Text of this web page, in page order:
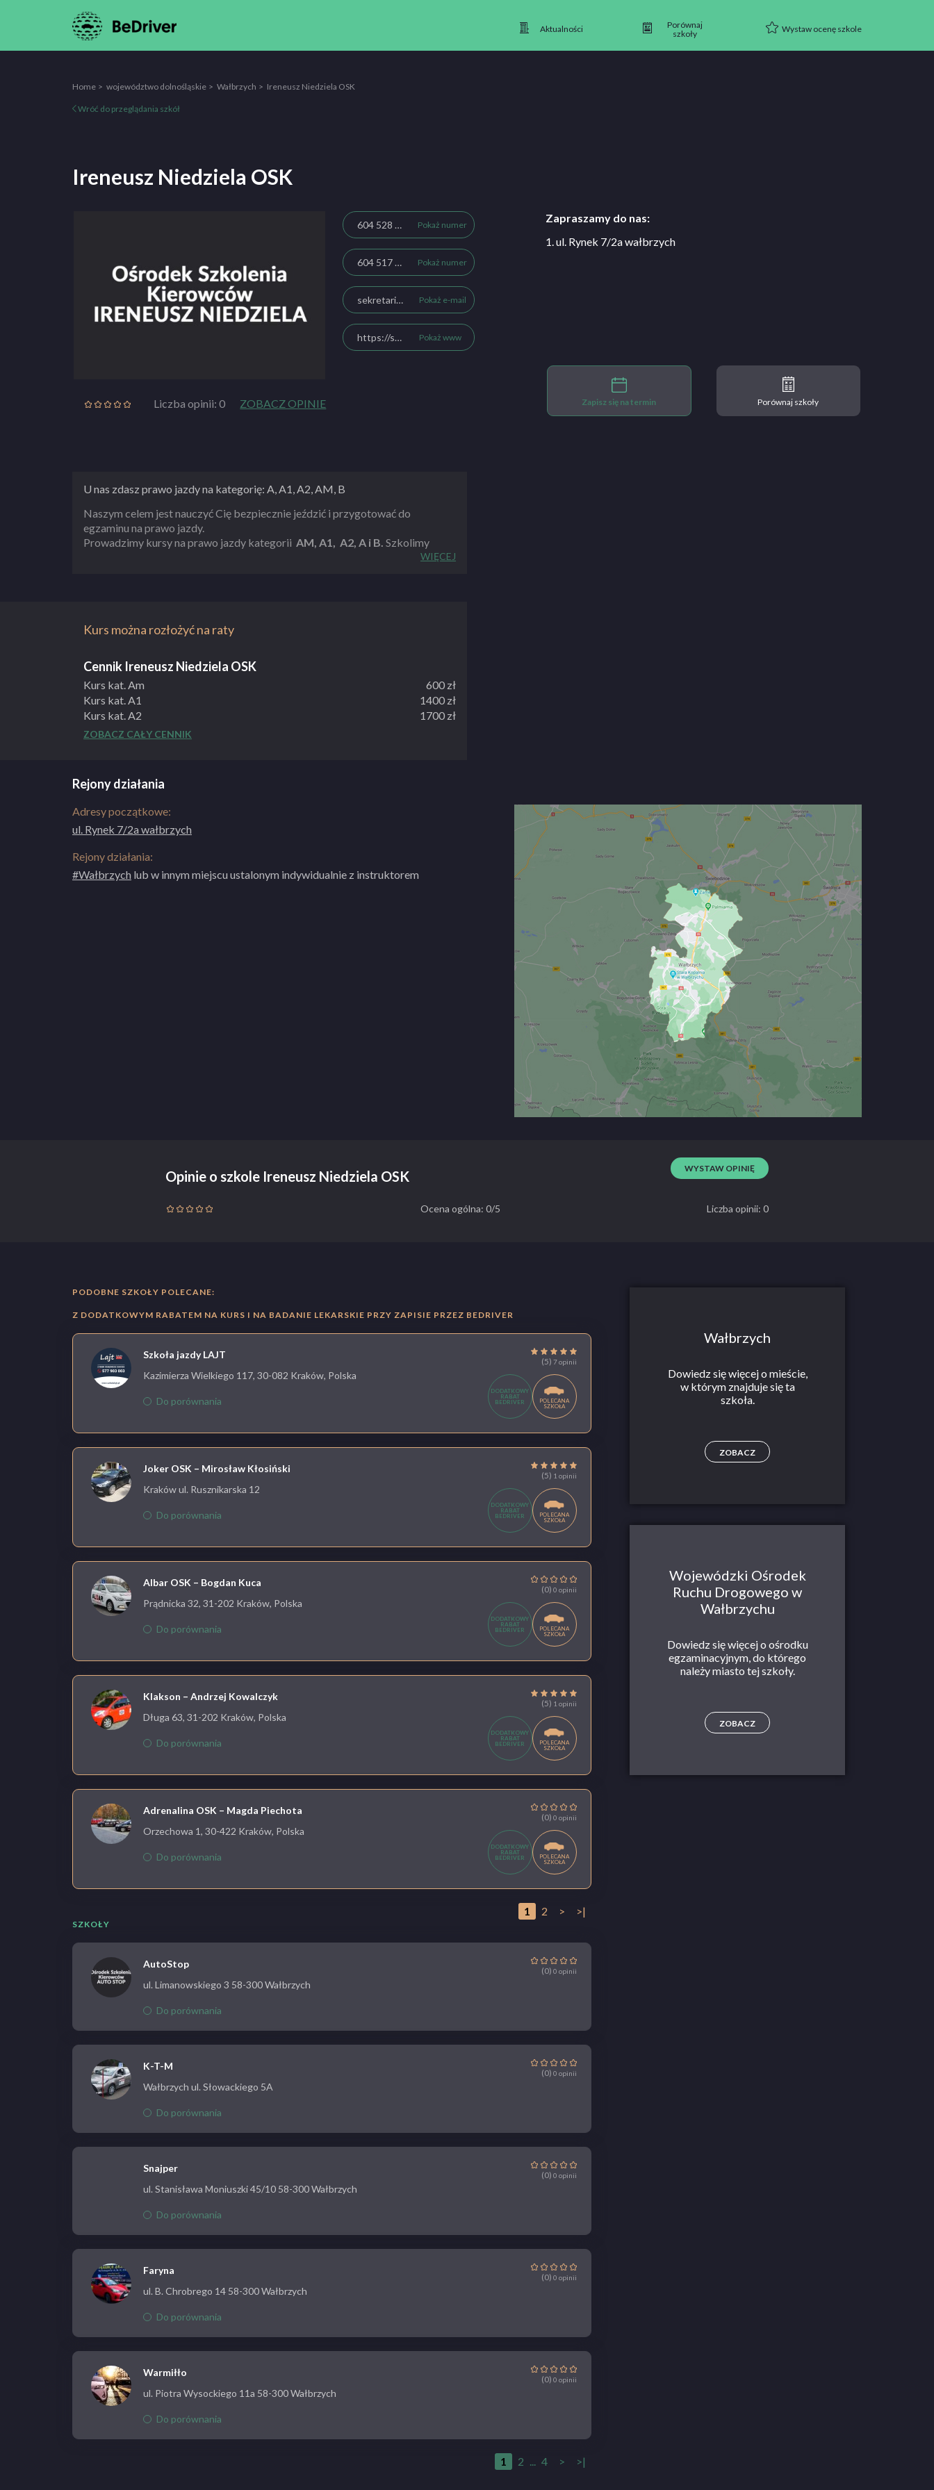
Aktualności
Porównaj
szkoły
Wystaw ocenę szkole
Home województwo dolnośląskie Wałbrzych Ireneusz Niedziela OSK
Wróć do przeglądania szkół
Ireneusz Niedziela OSK
Liczba opinii: 0 ZOBACZ OPINIE
604 528 357 Pokaż numer
604 517 405 Pokaż numer
sekretariat@szkolajazdy.walbrzych.pl Pokaż e-mail
https://szkolajazdy.walbrzych.pl/ Pokaż www
Zapraszamy do nas:
1. ul. Rynek 7/2a wałbrzych
Zapisz się na termin Porównaj szkoły
U nas zdasz prawo jazdy na kategorię: A, A1, A2, AM, B
Naszym celem jest nauczyć Cię bezpiecznie jeździć i przygotować do
egzaminu na prawo jazdy.
Prowadzimy kursy na prawo jazdy kategorii AM, A1, A2, A i B. Szkolimy
profesjonalną, wykwalifikowaną kadrę instruktorską o bardzo dużym
praktycznych,
naukę jazdy po trasach egzaminacyjnych,
możliwość płatności w ratach,
pomoce do nauki,
indywidualne podejście do każdego kursanta,
pojazd szkoleniowy na egzaminie państwowym dla osób
WIĘCEJ
Kurs można rozłożyć na raty
Cennik Ireneusz Niedziela OSK
Kurs kat. Am
600 zł
Kurs kat. A1
1400 zł
Kurs kat. A2
1700 zł
Kurs kat. A
ZOBACZ CAŁY CENNIK
Rejony działania
Adresy początkowe:
ul. Rynek 7/2a wałbrzych
Rejony działania:
#Wałbrzych lub w innym miejscu ustalonym indywidualnie z instruktorem
Opinie o szkole Ireneusz Niedziela OSK
WYSTAW OPINIĘ
Ocena ogólna: 0/5 Liczba opinii: 0
PODOBNE SZKOŁY POLECANE:
Z DODATKOWYM RABATEM NA KURS I NA BADANIE LEKARSKIE PRZY ZAPISIE PRZEZ BEDRIVER
Szkoła jazdy LAJT
(5) 7 opinii
Kazimierza Wielkiego 117, 30-082 Kraków, Polska
Do porównania
DODATKOWY
RABAT
BEDRIVER
POLECANA
SZKOŁA
Joker OSK – Mirosław Kłosiński
(5) 1 opinii
Kraków ul. Rusznikarska 12
Do porównania
DODATKOWY
RABAT
BEDRIVER
POLECANA
SZKOŁA
Albar OSK – Bogdan Kuca
(0) 0 opinii
Prądnicka 32, 31-202 Kraków, Polska
Do porównania
DODATKOWY
RABAT
BEDRIVER
POLECANA
SZKOŁA
Klakson – Andrzej Kowalczyk
(5) 1 opinii
Długa 63, 31-202 Kraków, Polska
Do porównania
DODATKOWY
RABAT
BEDRIVER
POLECANA
SZKOŁA
Adrenalina OSK – Magda Piechota
(0) 0 opinii
Orzechowa 1, 30-422 Kraków, Polska
Do porównania
DODATKOWY
RABAT
BEDRIVER
POLECANA
SZKOŁA
1 2 > >|
SZKOŁY
AutoStop
(0) 0 opinii
ul. Limanowskiego 3 58-300 Wałbrzych
Do porównania
K-T-M
(0) 0 opinii
Wałbrzych ul. Słowackiego 5A
Do porównania
Snajper
(0) 0 opinii
ul. Stanisława Moniuszki 45/10 58-300 Wałbrzych
Do porównania
Faryna
(0) 0 opinii
ul. B. Chrobrego 14 58-300 Wałbrzych
Do porównania
Warmiłło
(0) 0 opinii
ul. Piotra Wysockiego 11a 58-300 Wałbrzych
Do porównania
1 2 ... 4 > >|
Wałbrzych
Dowiedz się więcej o mieście,
w którym znajduje się ta
szkoła.
ZOBACZ
Wojewódzki Ośrodek
Ruchu Drogowego w
Wałbrzychu
Dowiedz się więcej o ośrodku
egzaminacyjnym, do którego
należy miasto tej szkoły.
ZOBACZ